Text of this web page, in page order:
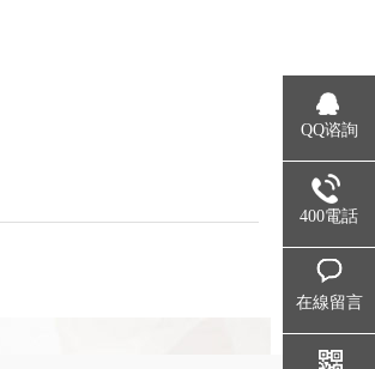
QQ谘詢
400電話
在線留言